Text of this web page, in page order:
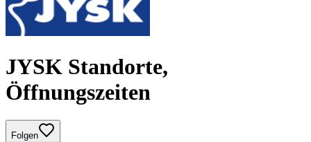
JYSK Standorte,
Öffnungszeiten
Folgen